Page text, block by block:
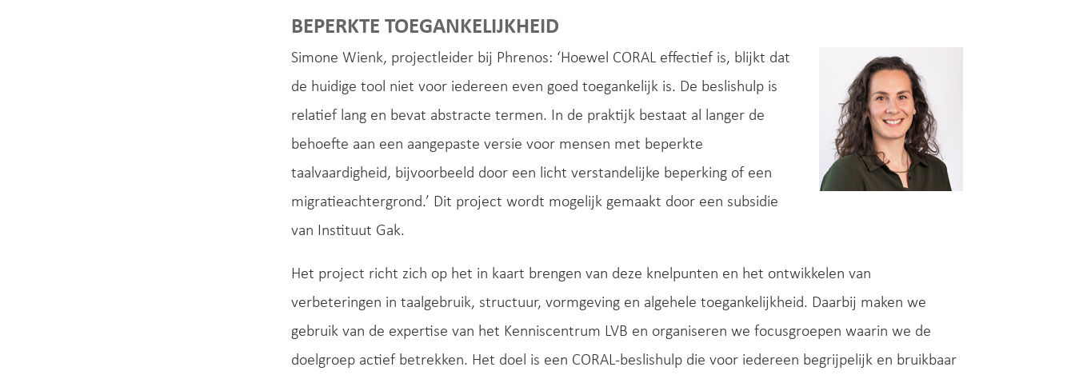
BEPERKTE TOEGANKELIJKHEID
Simone Wienk, projectleider bij Phrenos: ‘Hoewel CORAL effectief is, blijkt dat
de huidige tool niet voor iedereen even goed toegankelijk is. De beslishulp is
relatief lang en bevat abstracte termen. In de praktijk bestaat al langer de
behoefte aan een aangepaste versie voor mensen met beperkte
taalvaardigheid, bijvoorbeeld door een licht verstandelijke beperking of een
migratieachtergrond.’ Dit project wordt mogelijk gemaakt door een subsidie
van Instituut Gak.
Het project richt zich op het in kaart brengen van deze knelpunten en het ontwikkelen van
verbeteringen in taalgebruik, structuur, vormgeving en algehele toegankelijkheid. Daarbij maken we
gebruik van de expertise van het Kenniscentrum LVB en organiseren we focusgroepen waarin we de
doelgroep actief betrekken. Het doel is een CORAL-beslishulp die voor iedereen begrijpelijk en bruikbaar